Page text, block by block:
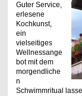
Guter Service,
erlesene
Kochkunst,
ein
vielseitiges
Wellnessange
bot mit dem
morgendliche
n
Schwimmritual